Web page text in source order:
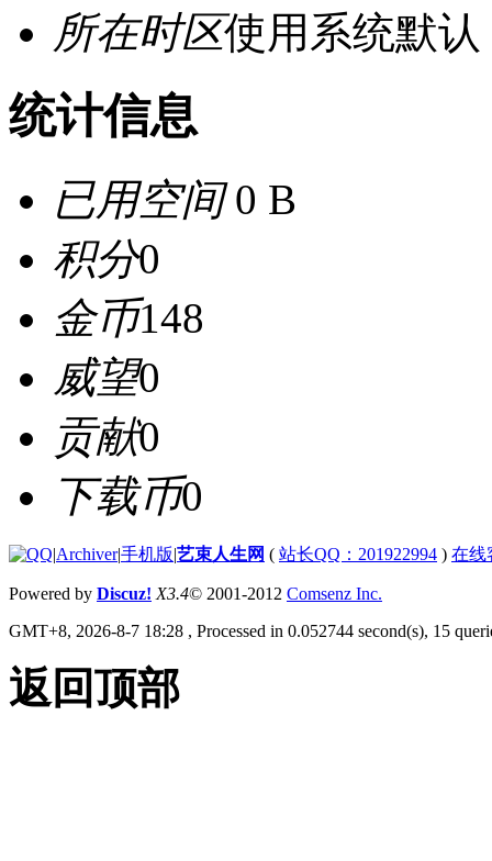
所在时区使用系统默认
统计信息
已用空间0 B
积分0
金币148
威望0
贡献0
下载币0
|Archiver|手机版|艺束人生网 ( 站长QQ：201922994 ) 在线
Powered by Discuz! X3.4© 2001-2012 Comsenz Inc.
GMT+8, 2026-8-7 18:28 , Processed in 0.052744 second(s), 15
返回顶部